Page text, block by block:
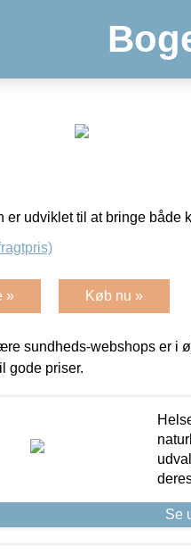
er udviklet til at bringe både
» Køb nu »
sundheds-webshops er i
gode priser.
Se